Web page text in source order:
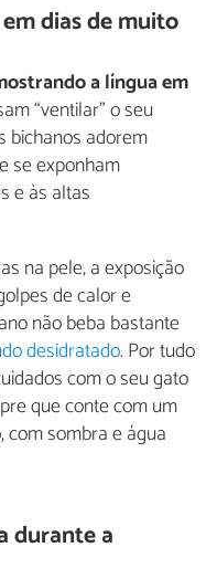
dias de muito
a língua em
“ventilar” o seu
bichanos adorem
se exponham
e às altas
na pele, a exposição
de calor e
não beba bastante
desidratado. Por tudo
com o seu gato
que conte com um
sombra e água
durante a